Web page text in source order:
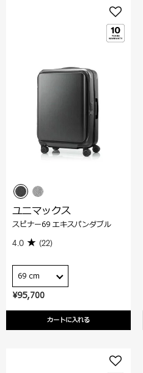
¥95,700
カートに入れる
ユニマックス
スピナー69 エキスパンダブル
4.0 (22)
69 cm